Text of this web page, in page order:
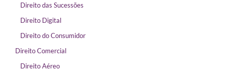
Direito das Sucessões
Direito Digital
Direito do Consumidor
Direito Comercial
Direito Aéreo